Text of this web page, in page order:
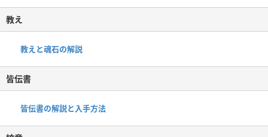
教え
教えと魂石の解説
皆伝書
皆伝書の解説と入手方法